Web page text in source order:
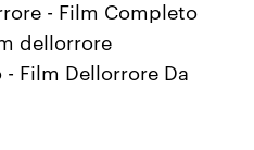
- Film Completo
dellorrore
Film Dellorrore Da